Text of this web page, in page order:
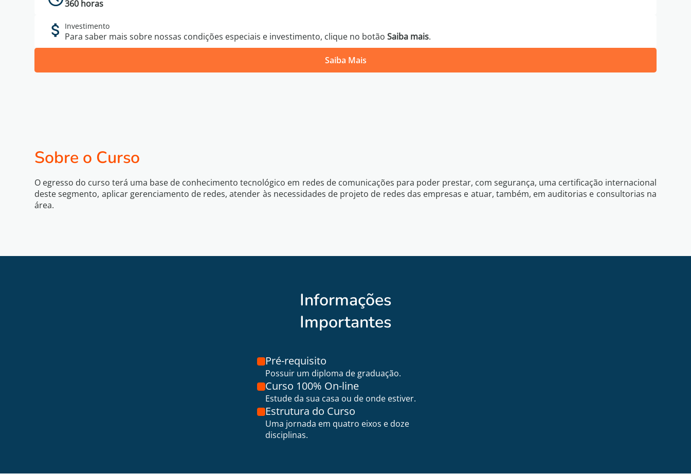
360 horas
Investimento
Para saber mais sobre nossas condições especiais e investimento, clique no botãoSaiba mais.
Saiba Mais
Sobre o Curso
O egresso do curso terá uma base de conhecimento tecnológico em redes de comunicações para poder prestar, com segurança, uma certificação internacional
deste segmento, aplicar gerenciamento de redes, atender às necessidades de projeto de redes das empresas e atuar, também, em auditorias e consultorias na
área.
Informações
Importantes
Pré-requisito
Possuir um diploma de graduação.
Curso 100% On-line
Estude da sua casa ou de onde estiver.
Estrutura do Curso
Uma jornada em quatro eixos e doze
disciplinas.